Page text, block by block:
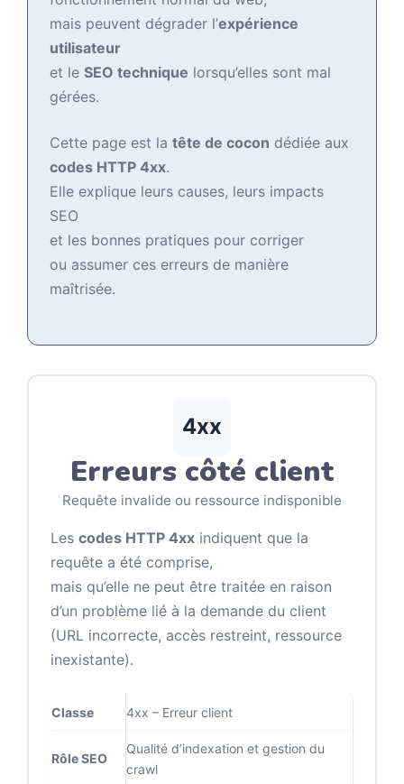
mais peuvent dégrader l’expérience
utilisateur
et le SEO technique lorsqu’elles sont mal
gérées.
Cette page est la tête de cocon dédiée aux
codes HTTP 4xx.
Elle explique leurs causes, leurs impacts
SEO
et les bonnes pratiques pour corriger
ou assumer ces erreurs de manière
maîtrisée.
4xx
Erreurs côté client
Requête invalide ou ressource indisponible
Les codes HTTP 4xx indiquent que la
requête a été comprise,
mais qu’elle ne peut être traitée en raison
d’un problème lié à la demande du client
(URL incorrecte, accès restreint, ressource
inexistante).
Classe 4xx – Erreur client
Rôle SEO
Qualité d’indexation et gestion du
crawl